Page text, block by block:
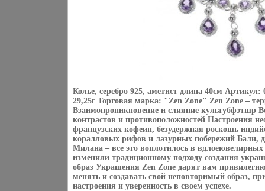
Колье, серебро 925, аметист длина 40см Артикул:
29,25г Торговая марка: "Zen Zone" Zen Zone –
Взаимопроникновение и слияние культубфэтшр
контрастов и противоположностей Настроения
французских кофеин, безудержная роскошь
коралловых рифов и лазурных побережий Бали,
Милана – все это воплотилось в
изменили традиционному подходу создания
образ Украшения Zen Zone дарят вам
менять и создавать свой неповторимый образ,
настроения и уверенность в своем успехе.